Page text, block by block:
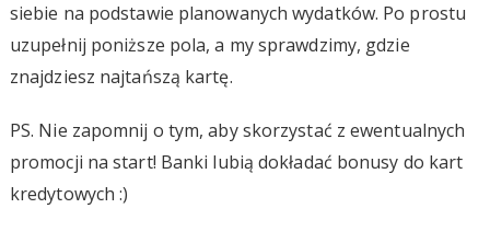
siebie na podstawie planowanych wydatków. Po prostu
uzupełnij poniższe pola, a my sprawdzimy, gdzie
znajdziesz najtańszą kartę.
PS. Nie zapomnij o tym, aby skorzystać z ewentualnych
promocji na start! Banki lubią dokładać bonusy do kart
kredytowych :)